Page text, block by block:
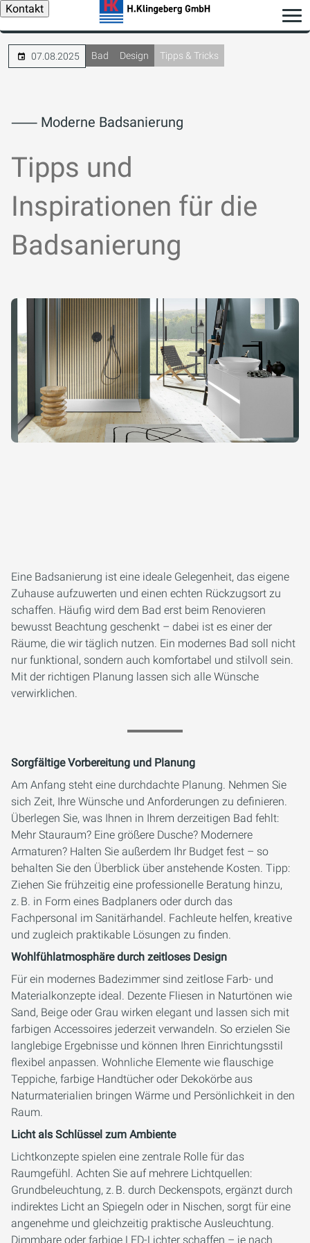
Kontakt
07.08.2025 Bad Design Tipps & Tricks
⸺ Moderne Badsanierung
Tipps und
Inspirationen für die
Badsanierung
Eine Badsanierung ist eine ideale Gelegenheit, das eigene
Zuhause aufzuwerten und einen echten Rückzugsort zu
schaffen. Häufig wird dem Bad erst beim Renovieren
bewusst Beachtung geschenkt – dabei ist es einer der
Räume, die wir täglich nutzen. Ein modernes Bad soll nicht
nur funktional, sondern auch komfortabel und stilvoll sein.
Mit der richtigen Planung lassen sich alle Wünsche
verwirklichen.
Sorgfältige Vorbereitung und Planung
Am Anfang steht eine durchdachte Planung. Nehmen Sie
sich Zeit, Ihre Wünsche und Anforderungen zu definieren.
Überlegen Sie, was Ihnen in Ihrem derzeitigen Bad fehlt:
Mehr Stauraum? Eine größere Dusche? Modernere
Armaturen? Halten Sie außerdem Ihr Budget fest – so
behalten Sie den Überblick über anstehende Kosten. Tipp:
Ziehen Sie frühzeitig eine professionelle Beratung hinzu,
z. B. in Form eines Badplaners oder durch das
Fachpersonal im Sanitärhandel. Fachleute helfen, kreative
und zugleich praktikable Lösungen zu finden.
Wohlfühlatmosphäre durch zeitloses Design
Für ein modernes Badezimmer sind zeitlose Farb- und
Materialkonzepte ideal. Dezente Fliesen in Naturtönen wie
Sand, Beige oder Grau wirken elegant und lassen sich mit
farbigen Accessoires jederzeit verwandeln. So erzielen Sie
langlebige Ergebnisse und können Ihren Einrichtungsstil
flexibel anpassen. Wohnliche Elemente wie flauschige
Teppiche, farbige Handtücher oder Dekokörbe aus
Naturmaterialien bringen Wärme und Persönlichkeit in den
Raum.
Licht als Schlüssel zum Ambiente
Lichtkonzepte spielen eine zentrale Rolle für das
Raumgefühl. Achten Sie auf mehrere Lichtquellen:
Grundbeleuchtung, z. B. durch Deckenspots, ergänzt durch
indirektes Licht an Spiegeln oder in Nischen, sorgt für eine
angenehme und gleichzeitig praktische Ausleuchtung.
Dimmbare oder farbige LED-Lichter schaffen – je nach